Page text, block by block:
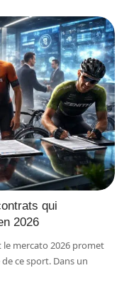
qui
2026
le mercato 2026 promet
ce sport. Dans un